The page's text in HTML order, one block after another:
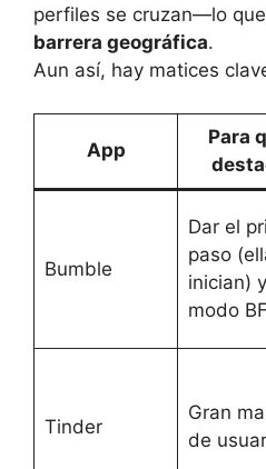
perfiles se cruzan—lo
barrera geográfica.
Aun así, hay matices
App
Para
Bumble
Dar el
paso
inician) y
modo
Tinder
Gran
de